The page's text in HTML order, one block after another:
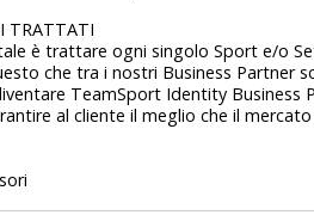
TRATTATI
è trattare ogni singolo Sport e/o
che tra i nostri Business Partner
TeamSport Identity Business
al cliente il meglio che il